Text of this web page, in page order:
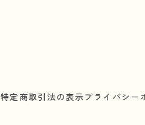
特定商取引法の表示 プライバシー